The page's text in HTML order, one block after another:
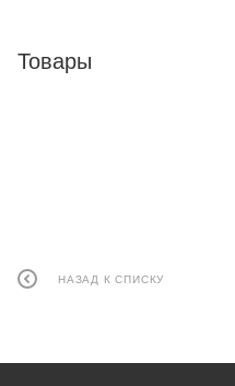
Товары
НАЗАД К СПИСКУ